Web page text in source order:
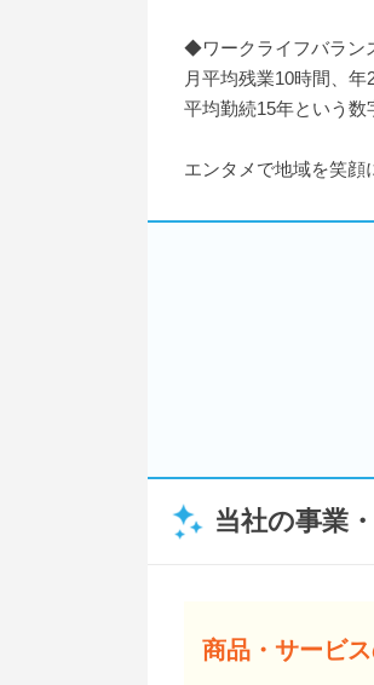
◆ワークライフバラ
月平均残業10時間、
平均勤続15年という数
エンタメで地域を笑顔
当社の事業
商品・サービ